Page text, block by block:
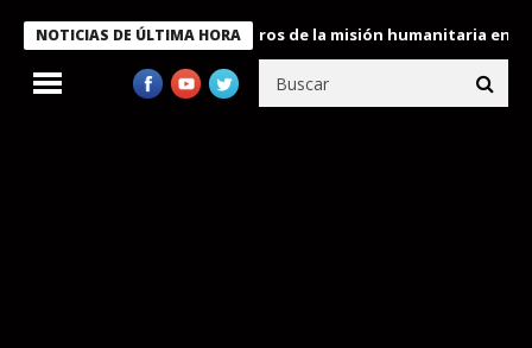
NOTICIAS DE ÚLTIMA HORA
Bukele condecora a miembros de la misión humanitaria enviada a